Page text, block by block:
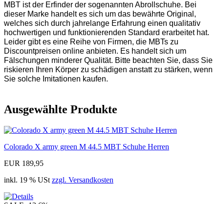
MBT ist der Erfinder der sogenannten Abrollschuhe. Bei
dieser Marke handelt es sich um das bewährte Original,
welches sich durch jahrelange Erfahrung einen qualitativ
hochwertigen und funktionierenden Standard erarbeitet hat.
Leider gibt es eine Reihe von Firmen, die MBTs zu
Discountpreisen online anbieten. Es handelt sich um
Fälschungen minderer Qualität. Bitte beachten Sie, dass Sie
riskieren Ihren Körper zu schädigen anstatt zu stärken, wenn
Sie solche Imitationen kaufen.
Ausgewählte Produkte
Colorado X army green M 44.5 MBT Schuhe Herren
EUR 189,95
inkl. 19 % USt zzgl. Versandkosten